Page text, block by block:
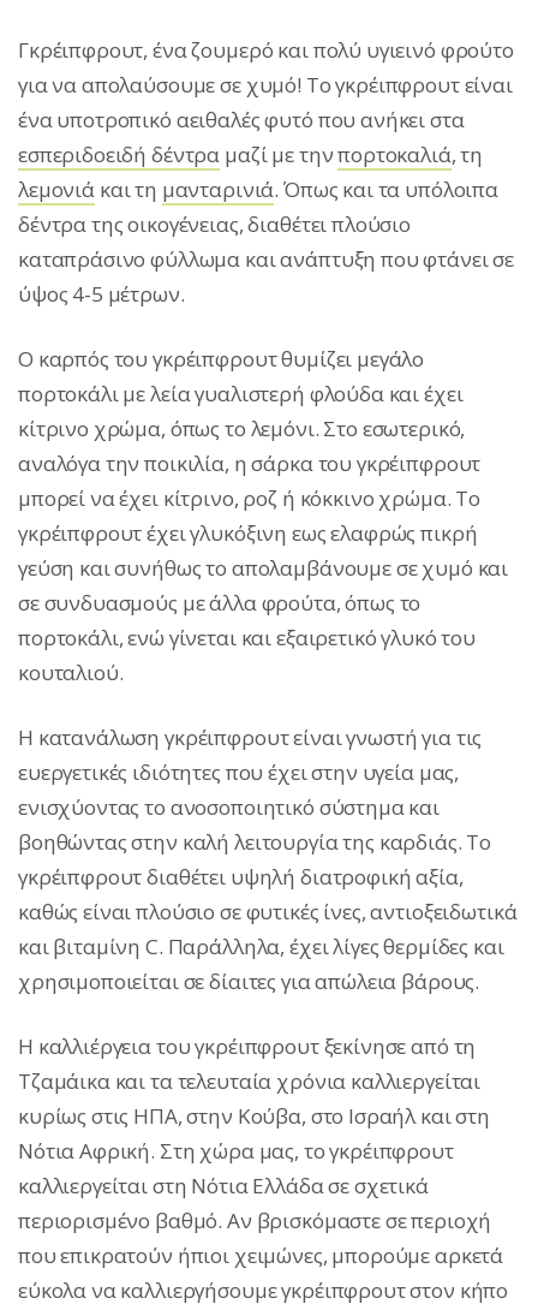
Γκρέιπφρουτ, ένα ζουμερό και πολύ υγιεινό φρούτο
για να απολαύσουμε σε χυμό! Το γκρέιπφρουτ είναι
ένα υποτροπικό αειθαλές φυτό που ανήκει στα
εσπεριδοειδή δέντρα μαζί με τηνπορτοκαλιά, τη
λεμονιάκαι τη μανταρινιά. Όπως και τα υπόλοιπα
δέντρα της οικογένειας, διαθέτει πλούσιο
καταπράσινο φύλλωμα και ανάπτυξη που φτάνει σε
ύψος 4-5 μέτρων.
Ο καρπός του γκρέιπφρουτ θυμίζει μεγάλο
πορτοκάλι με λεία γυαλιστερή φλούδα και έχει
κίτρινο χρώμα, όπως το λεμόνι. Στο εσωτερικό,
αναλόγα την ποικιλία, η σάρκα του γκρέιπφρουτ
μπορεί να έχει κίτρινο, ροζ ή κόκκινο χρώμα. Το
γκρέιπφρουτ έχει γλυκόξινη εως ελαφρώς πικρή
γεύση και συνήθως το απολαμβάνουμε σε χυμό και
σε συνδυασμούς με άλλα φρούτα, όπως το
πορτοκάλι, ενώ γίνεται και εξαιρετικό γλυκό του
κουταλιού.
Η κατανάλωση γκρέιπφρουτ είναι γνωστή για τις
ευεργετικές ιδιότητες που έχει στην υγεία μας,
ενισχύοντας το ανοσοποιητικό σύστημα και
βοηθώντας στην καλή λειτουργία της καρδιάς. Το
γκρέιπφρουτ διαθέτει υψηλή διατροφική αξία,
καθώς είναι πλούσιο σε φυτικές ίνες, αντιοξειδωτικά
και βιταμίνη C. Παράλληλα, έχει λίγες θερμίδες και
χρησιμοποιείται σε δίαιτες για απώλεια βάρους.
Η καλλιέργεια του γκρέιπφρουτ ξεκίνησε από τη
Τζαμάικα και τα τελευταία χρόνια καλλιεργείται
κυρίως στις ΗΠΑ, στην Κούβα, στο Ισραήλ και στη
Νότια Αφρική. Στη χώρα μας, το γκρέιπφρουτ
καλλιεργείται στη Νότια Ελλάδα σε σχετικά
περιορισμένο βαθμό. Αν βρισκόμαστε σε περιοχή
που επικρατούν ήπιοι χειμώνες, μπορούμε αρκετά
εύκολα να καλλιεργήσουμε γκρέιπφρουτ στον κήπο